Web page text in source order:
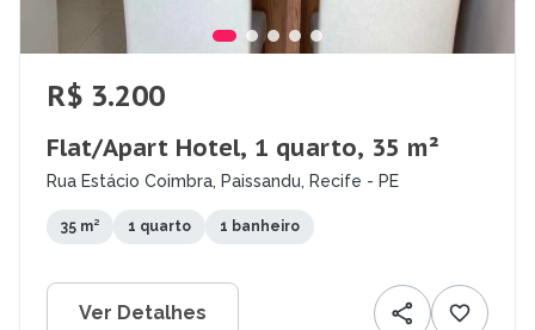
R$ 3.200
Flat/Apart Hotel, 1 quarto, 35 m²
Rua Estácio Coimbra, Paissandu, Recife - PE
35 m² 1 quarto 1 banheiro
Ver Detalhes